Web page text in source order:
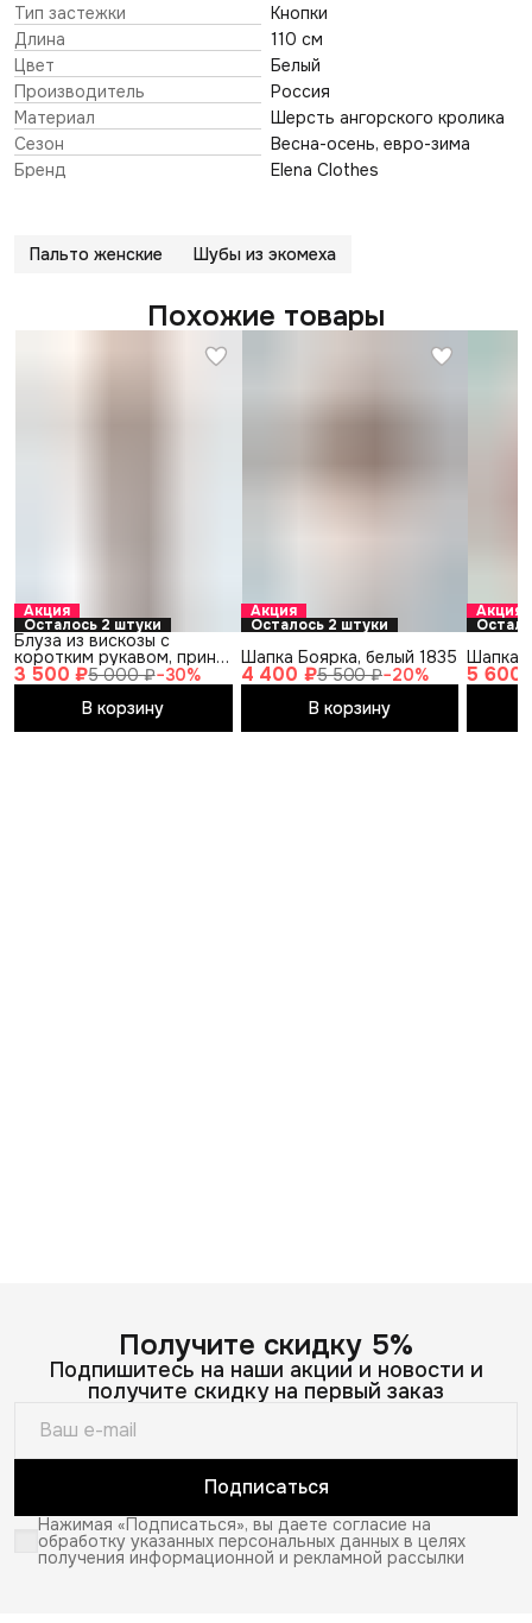
Тип застежки
Кнопки
Длина
110 см
Цвет
Белый
Производитель
Россия
Материал
Шерсть ангорского кролика
Сезон
Весна-осень, евро-зима
Бренд
Elena Clothes
Пальто женские Шубы из экомеха
Похожие товары
Акция
Осталось 2 штуки
3 500 ₽5 000 ₽−30%
Блуза из вискозы с
коротким рукавом, принт
тигр
В корзину
Акция
Осталось 2 штуки
4 400 ₽5 500 ₽−20%
Шапка Боярка, белый 1835
В корзину
Акция
5 600
Шапка
Получите скидку 5%
Подпишитесь на наши акции и новости и
получите скидку на первый заказ
Подписаться
Нажимая «Подписаться», вы даете согласие на
обработку указанных персональных данных в целях
получения информационной и рекламной рассылки